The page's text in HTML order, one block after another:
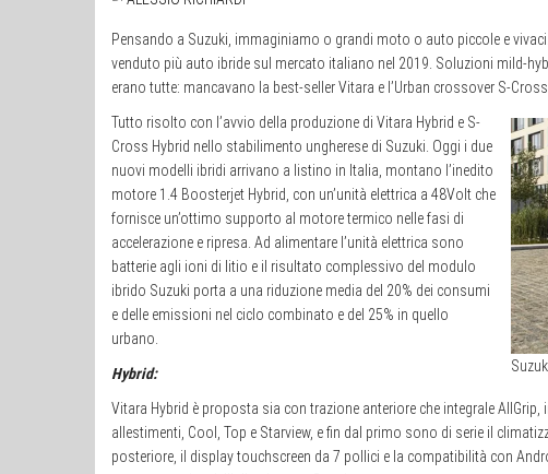
Pensando a Suzuki, immaginiamo o grandi moto o auto piccole e
venduto più auto ibride sul mercato italiano nel 2019. Soluzioni mild-
erano tutte: mancavano la best-seller Vitara e lʼUrban crossover S-
Tutto risolto con lʼavvio della produzione di Vitara Hybrid e S-
Cross Hybrid nello stabilimento ungherese di Suzuki. Oggi i due
nuovi modelli ibridi arrivano a listino in Italia, montano l’inedito
motore 1.4 Boosterjet Hybrid, con unʼunità elettrica a 48Volt che
fornisce un’ottimo supporto al motore termico nelle fasi di
accelerazione e ripresa. Ad alimentare lʼunità elettrica sono
batterie agli ioni di litio e il risultato complessivo del modulo
ibrido Suzuki porta a una riduzione media del 20% dei consumi
e delle emissioni nel ciclo combinato e del 25% in quello
urbano.
Hybrid:
Vitara Hybrid è proposta sia con trazione anteriore che integrale
allestimenti, Cool, Top e Starview, e fin dal primo sono di serie il
posteriore, il display touchscreen da 7 pollici e la compatibilità con